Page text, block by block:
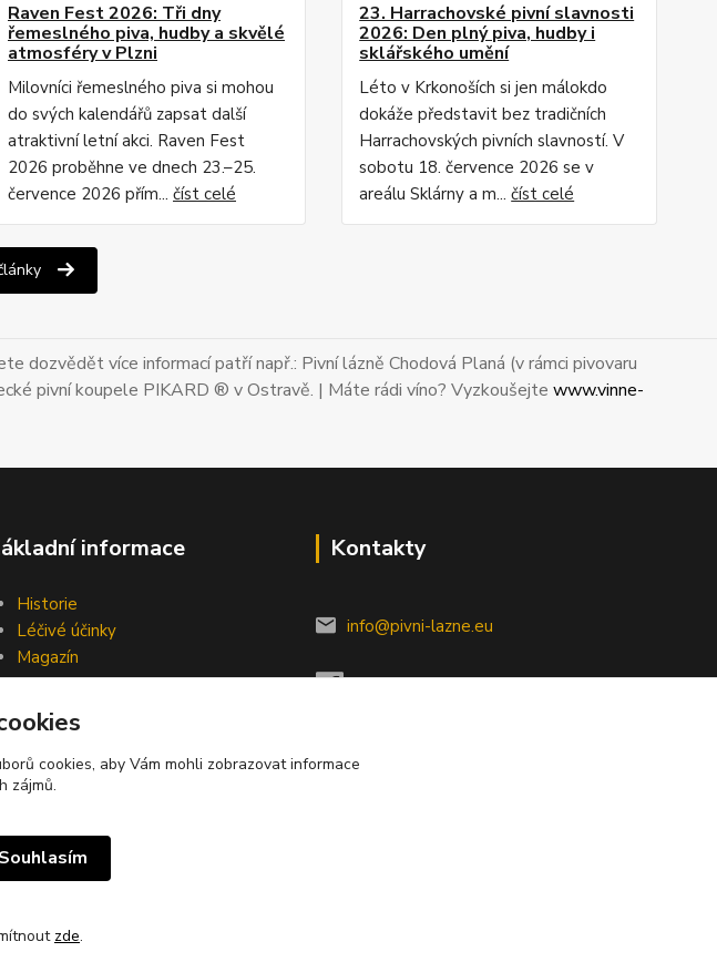
Raven Fest 2026: Tři dny
řemeslného piva, hudby a skvělé
atmosféry v Plzni
Milovníci řemeslného piva si mohou
do svých kalendářů zapsat další
atraktivní letní akci. Raven Fest
2026 proběhne ve dnech 23.–25.
července 2026 přím... číst celé
23. Harrachovské pivní slavnosti
2026: Den plný piva, hudby i
sklářského umění
Léto v Krkonoších si jen málokdo
dokáže představit bez tradičních
Harrachovských pivních slavností. V
sobotu 18. července 2026 se v
areálu Sklárny a m...číst celé
dozvědět více informací patří např.: Pivní lázně Chodová Planá (v rámci pivovaru
pivní koupele PIKARD ® v Ostravě. | Máte rádi víno? Vyzkoušejte www.vinne-
informace
Historie
Léčivé účinky
Magazín
Kontakty
Kontakty
info@pivni-lazne.eu
cookies, aby Vám mohli zobrazovat informace
zájmů.
Souhlasím
zde.